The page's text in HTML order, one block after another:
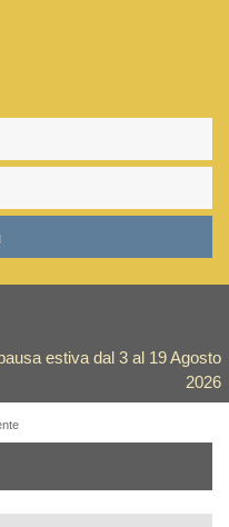
estiva dal 3 al 19 Agosto
2026